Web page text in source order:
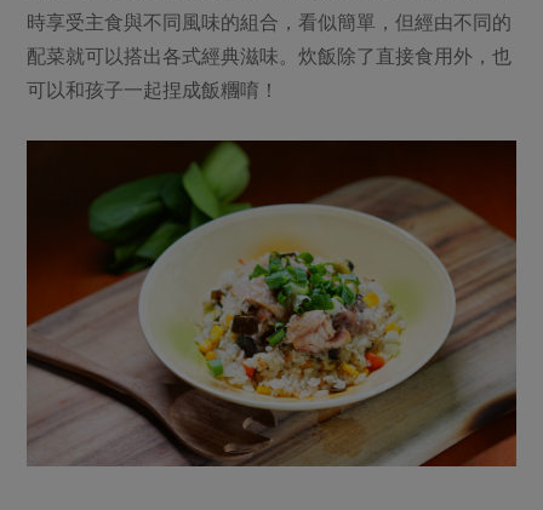
美妝保養 個人清潔
家庭清潔 織品
日用品
防災用品
最新產品
優惠專區
素食專區
樂齡友善
異國料理
高麗菜海鮮煎餅
2024農業發展計畫年度報告
更多議題活動
把最好的台灣味帶回家！
生活者e週報
典藏閱覽室
社務專區
選舉專區
最新消息
下載專區
地區活動
社務會議 地區活動
活動報下載
時享受主食與不同風味的組合，看似簡單，但經由不同的
配菜就可以搭出各式經典滋味。炊飯除了直接食用外，也
可以和孩子一起捏成飯糰唷！